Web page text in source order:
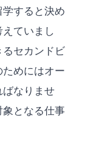
すると決め
ていまし
セカンドビ
めにはオー
ばなりませ
となる仕事